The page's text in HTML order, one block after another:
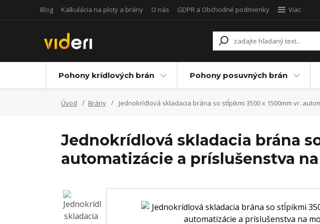
Blog Kalkulácia na ploty a brány O nás GDPR a Obchodné podmienky Viac
Pohony krídlových brán Pohony posuvných brán
Úvod Brány Jednokrídlová skladacia brána so stĺpikmi 3500 x 1500mm vr.
Jednokrídlová skladacia brána
automatizácie a príslušenstva